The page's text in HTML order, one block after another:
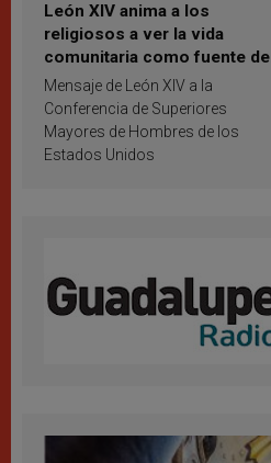
León XIV anima a los
religiosos a ver la vida
comunitaria como fuente de
inspiración y santificación
Mensaje de León XIV a la
Conferencia de Superiores
Mayores de Hombres de los
Estados Unidos